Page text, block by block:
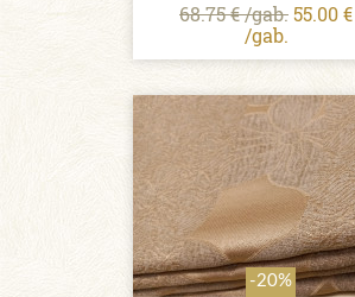
68.75 € /gab.55.00 €
/gab.
-20%